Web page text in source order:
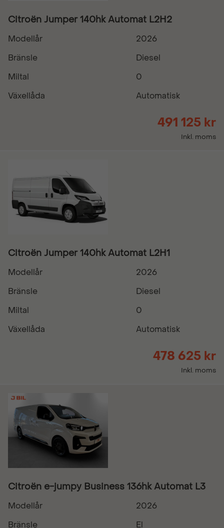
Citroën Jumper 140hk Automat L2H2
Modellår
2026
Bränsle
Diesel
Miltal
0
Växellåda
Automatisk
491 125 kr
Inkl. moms
Citroën Jumper 140hk Automat L2H1
Modellår
2026
Bränsle
Diesel
Miltal
0
Växellåda
Automatisk
478 625 kr
Inkl. moms
Citroën e-jumpy Business 136hk Automat L3
Modellår
2026
Bränsle
El